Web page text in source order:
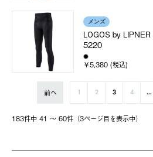
メンズ
LOGOS by
5220
￥5,380 (税込)
183件中 41 〜 60件（3ページ⽬を表⽰中）
前へ 2 3 4 ...